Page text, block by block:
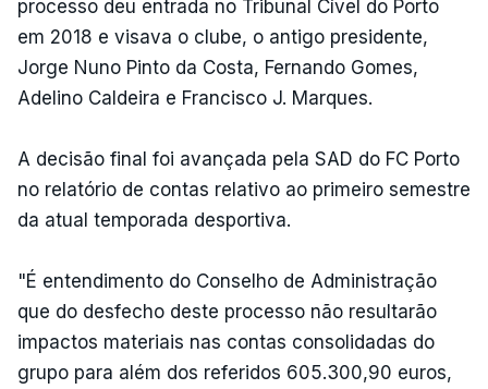
processo deu entrada no Tribunal Cível do Porto
em 2018 e visava o clube, o antigo presidente,
Jorge Nuno Pinto da Costa, Fernando Gomes,
Adelino Caldeira e Francisco J. Marques.
A decisão final foi avançada pela SAD do FC Porto
no relatório de contas relativo ao primeiro semestre
da atual temporada desportiva.
"É entendimento do Conselho de Administração
que do desfecho deste processo não resultarão
impactos materiais nas contas consolidadas do
grupo para além dos referidos 605.300,90 euros,